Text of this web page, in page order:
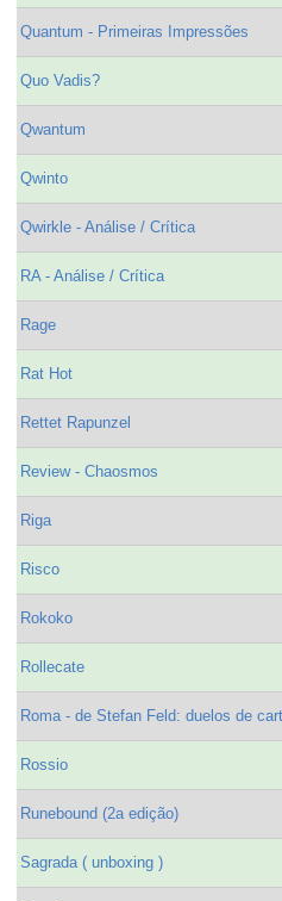
Quantum - Primeiras Impressões
Quo Vadis?
Qwantum
Qwinto
Qwirkle - Análise / Crítica
RA - Análise / Crítica
Rage
Rat Hot
Rettet Rapunzel
Review - Chaosmos
Riga
Risco
Rokoko
Rollecate
Roma - de Stefan Feld: duelos de
Rossio
Runebound (2a edição)
Sagrada ( unboxing )